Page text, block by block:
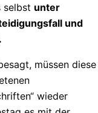
selbst unter
und
müssen diese
wieder